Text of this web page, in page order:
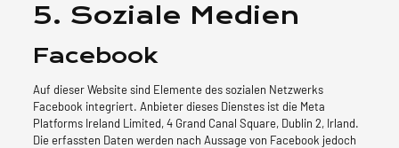
5. Soziale Medien
Facebook
Auf dieser Website sind Elemente des sozialen Netzwerks
Facebook integriert. Anbieter dieses Dienstes ist die Meta
Platforms Ireland Limited, 4 Grand Canal Square, Dublin 2, Irland.
Die erfassten Daten werden nach Aussage von Facebook jedoch